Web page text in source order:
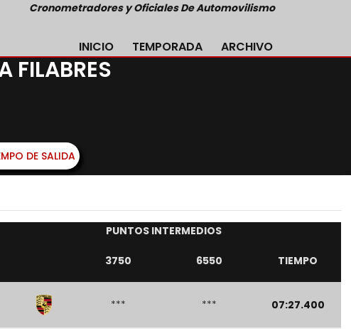
Cronometradores y Oficiales De Automovilismo
INICIO TEMPORADA ARCHIVO
FILABRES
DE SALIDA
PUNTOS INTERMEDIOS
3750 6550 TIEMPO
*** *** 07:27.400